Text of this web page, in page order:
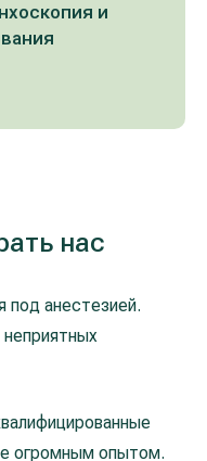
и
нас
под анестезией.
огромным опытом.